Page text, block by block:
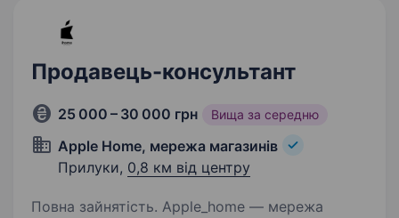
Продавець-консультант
25 000 – 30 000 грн Вища за середню
Apple Home, мережа магазинів
Прилуки, 0,8 км від центру
Повна зайнятість. Apple_home — мережа